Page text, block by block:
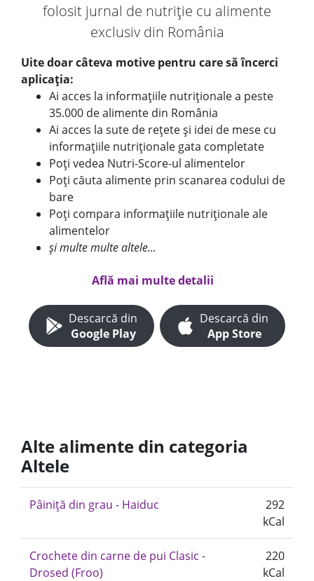
folosit jurnal de nutriție cu alimente
exclusiv din România
Uite doar câteva motive pentru care să încerci
aplicația:
Ai acces la informațiile nutriționale a peste
35.000 de alimente din România
Ai acces la sute de rețete și idei de mese cu
informațiile nutriționale gata completate
Poți vedea Nutri-Score-ul alimentelor
Poți căuta alimente prin scanarea codului de
bare
Poți compara informațiile nutriționale ale
alimentelor
și multe multe altele...
Află mai multe detalii
Descarcă din
Google Play
Descarcă din
App Store
Alte alimente din categoria
Altele
Pâiniţă din grau - Haiduc
292
kCal
Crochete din carne de pui Clasic -
Drosed (Froo)
220
kCal